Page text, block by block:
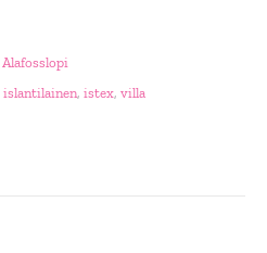
Alafosslopi
islantilainen, istex, villa